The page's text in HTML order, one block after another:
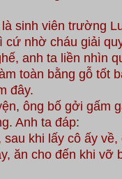
sinh viên trường
cứ nhờ cháu giải
anh ta liền nhìn
toàn bằng gỗ tốt
đây.
ông bố gởi gấm
Anh ta đáp:
khi lấy cô ấy về,
ăn cho đến khi vỡ